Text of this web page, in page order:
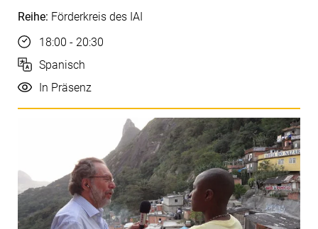
Reihe: Förderkreis des IAI
Uhrzeit
18:00 - 20:30
Sprache
Spanisch
Durchführung
In Präsenz